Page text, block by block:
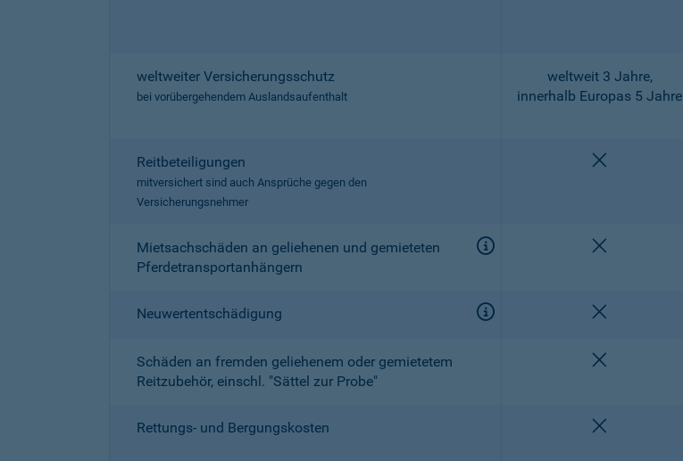
weltweiter Versicherungsschutz
bei vorübergehendem Auslandsaufenthalt
weltweit 3 Jahre,
innerhalb Europas 5 Jahre
Reitbeteiligungen
mitversichert sind auch Ansprüche gegen den
Versicherungsnehmer
Mietsachschäden an geliehenen und gemieteten
Pferdetransportanhängern
Neuwertentschädigung
Schäden an fremden geliehenem oder gemietetem
Reitzubehör, einschl. "Sättel zur Probe"
Rettungs- und Bergungskosten